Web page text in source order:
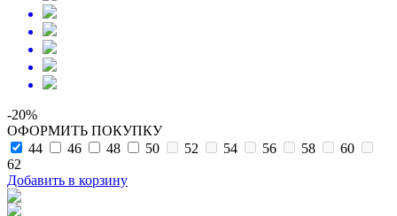
-20%
ОФОРМИТЬ ПОКУПКУ
44
46 48 50 52 54 56 58
60
62
Добавить в корзину